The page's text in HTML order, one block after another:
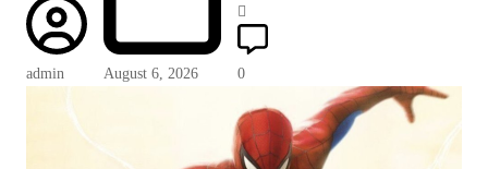
admin August 6, 2026 0